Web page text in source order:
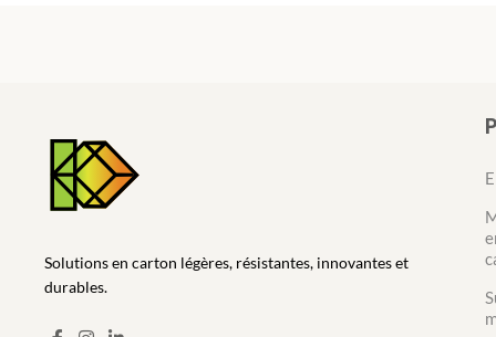
Solutions en carton légères, résistantes, innovantes et
durables.